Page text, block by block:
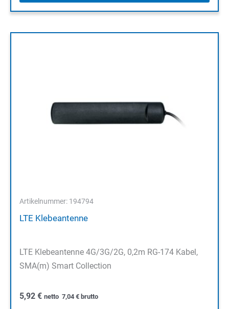
Artikelnummer: 194794
LTE Klebeantenne
LTE Klebeantenne 4G/3G/2G, 0,2m RG-174 Kabel,
SMA(m) Smart Collection
5,92 € netto 7,04 € brutto